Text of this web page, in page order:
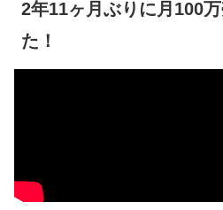
2年11ヶ月ぶりに月100
た！